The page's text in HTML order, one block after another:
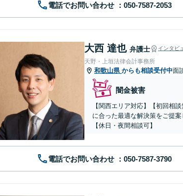
電話でお問い合わせ
大西 達也 弁護士 インタビ
天野・上垣法律会計事務所
和歌山県 からも相談受付中面
闇金被害
【関西エリア対応】【初回相
に合った最適な解決策をご提
【休日・夜間相談可】
電話でお問い合わせ